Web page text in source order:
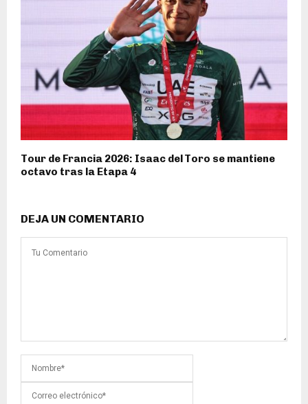
Tour de Francia 2026: Isaac del Toro se mantiene
octavo tras la Etapa 4
DEJA UN COMENTARIO